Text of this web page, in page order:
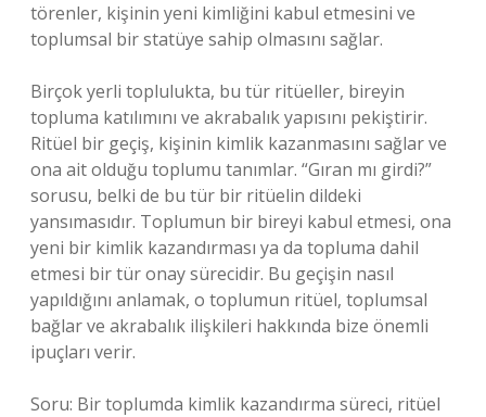
törenler, kişinin yeni kimliğini kabul etmesini ve
toplumsal bir statüye sahip olmasını sağlar.
Birçok yerli toplulukta, bu tür ritüeller, bireyin
topluma katılımını ve akrabalık yapısını pekiştirir.
Ritüel bir geçiş, kişinin kimlik kazanmasını sağlar ve
ona ait olduğu toplumu tanımlar. “Gıran mı girdi?”
sorusu, belki de bu tür bir ritüelin dildeki
yansımasıdır. Toplumun bir bireyi kabul etmesi, ona
yeni bir kimlik kazandırması ya da topluma dahil
etmesi bir tür onay sürecidir. Bu geçişin nasıl
yapıldığını anlamak, o toplumun ritüel, toplumsal
bağlar ve akrabalık ilişkileri hakkında bize önemli
ipuçları verir.
Soru: Bir toplumda kimlik kazandırma süreci, ritüel